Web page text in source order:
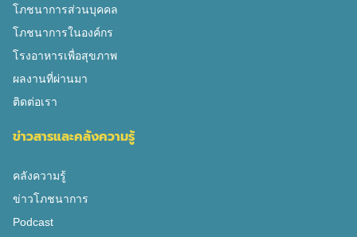
โภชนาการส่วนบุคคล
โภชนาการในองค์กร
โรงอาหารเพื่อสุขภาพ
ผลงานที่ผ่านมา
ติดต่อเรา
ข่าวสารและคลังความรู้
คลังความรู้
ข่าวโภชนาการ
Podcast